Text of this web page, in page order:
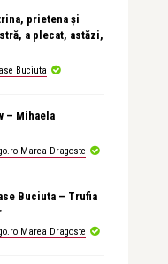
prietena și
a plecat, astăzi,
Buciuta
– Mihaela
Marea Dragoste
Buciuta – Trufia
Marea Dragoste